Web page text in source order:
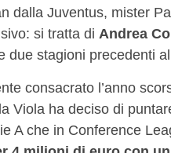
dalla Juventus, mister
si tratta di Andrea
due stagioni precedenti al
consacrato l’anno
Viola ha deciso di
A che in Conference